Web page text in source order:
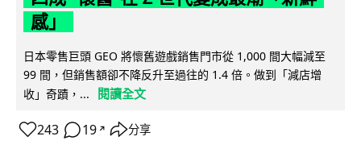
感」
日本零售巨頭 GEO 將懷舊遊戲銷售門市從 1,000 間大幅減至
99 間，但銷售額卻不降反升至過往的 1.4 倍。做到「減店增
收」奇蹟，...
閱讀全文
243 19 ↗ 分享